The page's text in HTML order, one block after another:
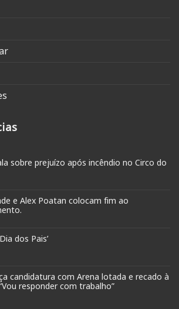
sobre prejuízo após incêndio no Circo do
e Alex Poatan colocam fim ao
dos Pais’
candidatura com Arena lotada e recado à
responder com trabalho”